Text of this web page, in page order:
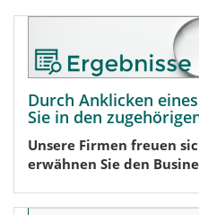
Durch Anklicken
Sie in den
Unsere Firmen freuen
erwähnen Sie den